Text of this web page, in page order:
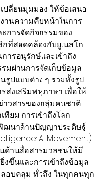
ปลี่ยนมุมมอง ให้ข้อเสนอ
าน​ความคืบหน้า​ในการ
ะการจัดกิจกรรม​ของ
ก​ที่สอดคล้อง​กับยูเนสโก​
ารอนุรักษ์และเข้าถึง
มผ่านการจัดเก็บข้อมูล
รูปแบบต่าง ๆ รวมทั้งรูป
ส่งเสริมพหุภาษา​ เพื่อให้
าวสารของกลุ่มคนชาติ
ทียม การเข้าถึงโลก
ฒนาด้านปัญญา​ประดิษฐ์​
AI Movement)​
ด้านสื่อสารมวลชนให้มี
งขึ้นและการเข้าถึงข้อมูล
อบคลุม ทั่วถึง ในทุกคนทุก